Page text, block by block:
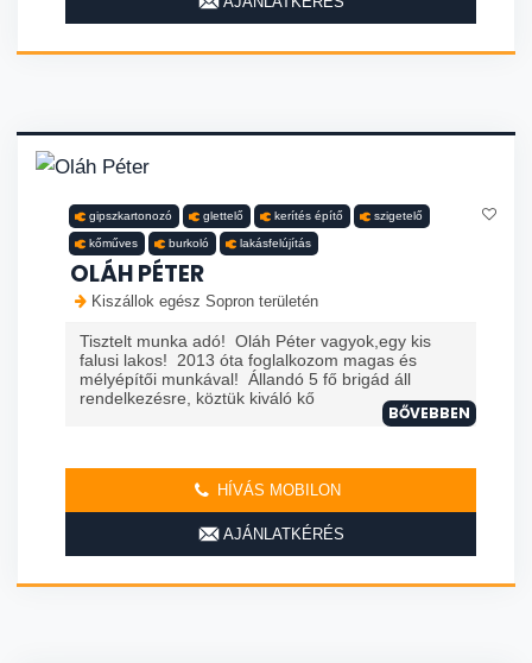
gipszkartonozó glettelő kerítés építő szigetelő
kőműves burkoló lakásfelújítás
OLÁH PÉTER
Kiszállok egész Sopron területén
Tisztelt munka adó! Oláh Péter vagyok,egy kis
falusi lakos! 2013 óta foglalkozom magas és
mélyépítői munkával! Állandó 5 fő brigád áll
rendelkezésre, köztük kiváló kő
BŐVEBBEN
HÍVÁS MOBILON
AJÁNLATKÉRÉS